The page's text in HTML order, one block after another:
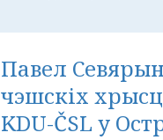
Павел
чэшскіх
KDU-ČSL у